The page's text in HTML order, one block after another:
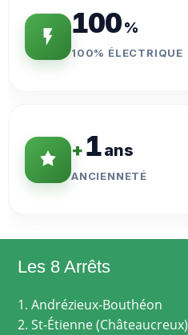
100%
100% ÉLECTRIQUE
+1ans
ANCIENNETÉ
Les 8 Arrêts
1. Andrézieux-Bouthéon
2. St-Étienne (Châteaucreux)